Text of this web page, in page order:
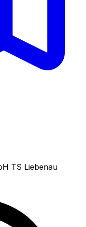
TS Liebenau